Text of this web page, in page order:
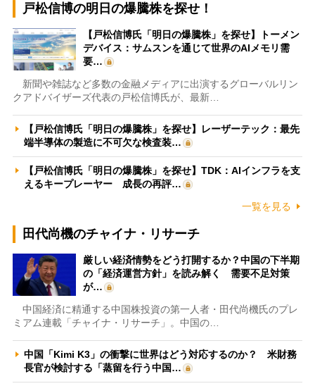
戸松信博の明日の爆騰株を探せ！
【戸松信博氏「明日の爆騰株」を探せ】トーメン
デバイス：サムスンを通じて世界のAIメモリ需
要…
新聞や雑誌など多数の金融メディアに出演するグローバルリン
クアドバイザーズ代表の戸松信博氏が、最新…
【戸松信博氏「明日の爆騰株」を探せ】レーザーテック：最先
端半導体の製造に不可欠な検査装…
【戸松信博氏「明日の爆騰株」を探せ】TDK：AIインフラを支
えるキープレーヤー 成長の再評…
一覧を見る
田代尚機のチャイナ・リサーチ
厳しい経済情勢をどう打開するか？中国の下半期
の「経済運営方針」を読み解く 需要不足対策
が…
中国経済に精通する中国株投資の第一人者・田代尚機氏のプレ
ミアム連載「チャイナ・リサーチ」。中国の…
中国「Kimi K3」の衝撃に世界はどう対応するのか？ 米財務
長官が検討する「蒸留を行う中国…